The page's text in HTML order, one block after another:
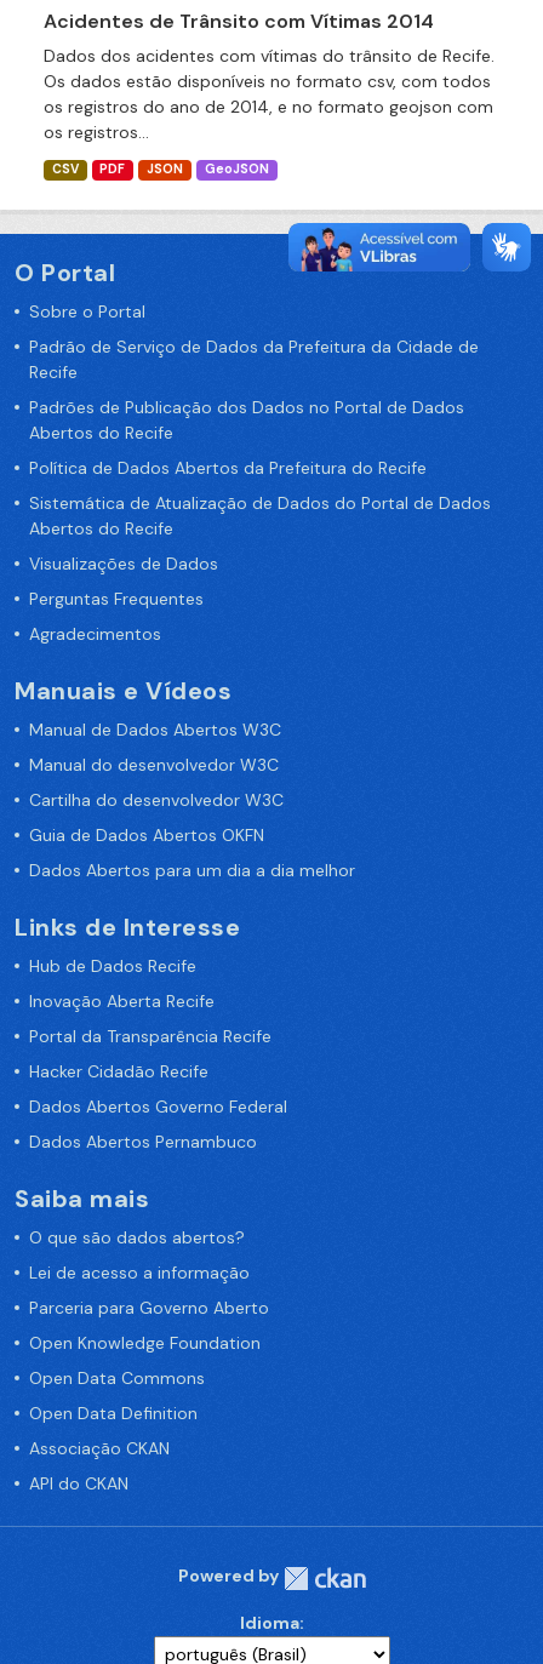
Acidentes de Trânsito com Vítimas 2014
Dados dos acidentes com vítimas do trânsito de Recife.
Os dados estão disponíveis no formato csv, com todos
os registros do ano de 2014, e no formato geojson com
os registros...
CSV PDF JSON GeoJSON
O Portal
Sobre o Portal
Padrão de Serviço de Dados da Prefeitura da Cidade de
Recife
Padrões de Publicação dos Dados no Portal de Dados
Abertos do Recife
Política de Dados Abertos da Prefeitura do Recife
Sistemática de Atualização de Dados do Portal de Dados
Abertos do Recife
Visualizações de Dados
Perguntas Frequentes
Agradecimentos
Manuais e Vídeos
Manual de Dados Abertos W3C
Manual do desenvolvedor W3C
Cartilha do desenvolvedor W3C
Guia de Dados Abertos OKFN
Dados Abertos para um dia a dia melhor
Links de Interesse
Hub de Dados Recife
Inovação Aberta Recife
Portal da Transparência Recife
Hacker Cidadão Recife
Dados Abertos Governo Federal
Dados Abertos Pernambuco
Saiba mais
O que são dados abertos?
Lei de acesso a informação
Parceria para Governo Aberto
Open Knowledge Foundation
Open Data Commons
Open Data Definition
Associação CKAN
API do CKAN
Powered by
Idioma